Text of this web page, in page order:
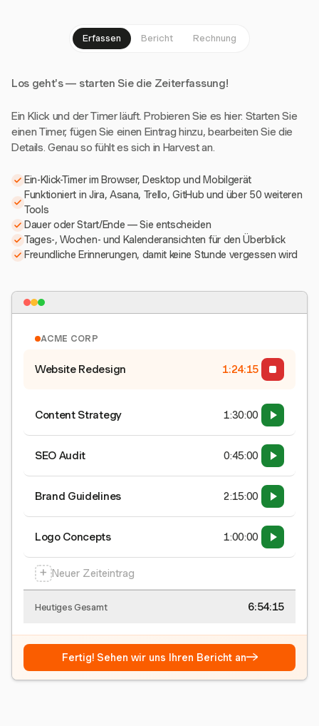
Erfassen Bericht Rechnung
Los geht's — starten Sie die Zeiterfassung!
Ein Klick und der Timer läuft. Probieren Sie es hier: Starten Sie
einen Timer, fügen Sie einen Eintrag hinzu, bearbeiten Sie die
Details. Genau so fühlt es sich in Harvest an.
Ein-Klick-Timer im Browser, Desktop und Mobilgerät
Funktioniert in Jira, Asana, Trello, GitHub und über 50 weiteren
Tools
Dauer oder Start/Ende — Sie entscheiden
Tages-, Wochen- und Kalenderansichten für den Überblick
Freundliche Erinnerungen, damit keine Stunde vergessen wird
ACME CORP
Website Redesign 1:24:15
Content Strategy 1:30:00
SEO Audit 0:45:00
Brand Guidelines 2:15:00
Logo Concepts 1:00:00
+ Neuer Zeiteintrag
Heutiges Gesamt 6:54:15
Fertig! Sehen wir uns Ihren Bericht an→